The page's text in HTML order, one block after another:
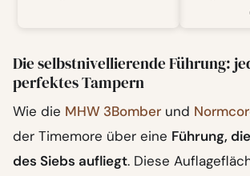
Die selbstnivellierende Führung:
perfektes Tampern
Wie die MHW 3Bomber und
der Timemore über eine Führung,
des Siebs aufliegt. Diese